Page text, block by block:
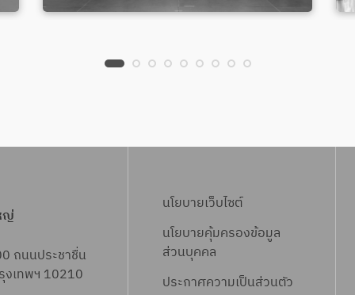
ญ่
ถนนประชาชื่น
งเทพฯ 10210
นโยบายเว็บไซต์
นโยบายคุ้มครองข้อมูล
ส่วนบุคคล
ประกาศความเป็นส่วนตัว